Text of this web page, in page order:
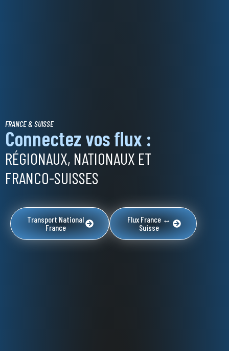
FRANCE & SUISSE
Connectez vos flux :
RÉGIONAUX, NATIONAUX ET
FRANCO-SUISSES
Transport National
France
Flux France ↔
Suisse